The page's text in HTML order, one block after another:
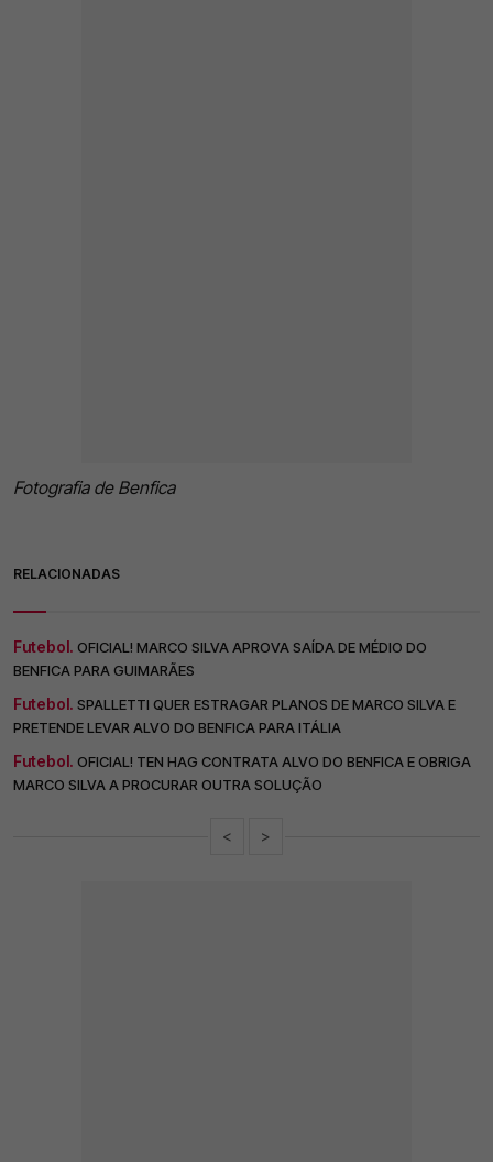
Fotografia de Benfica
RELACIONADAS
Futebol. OFICIAL! MARCO SILVA APROVA SAÍDA DE MÉDIO DO
BENFICA PARA GUIMARÃES
Futebol. SPALLETTI QUER ESTRAGAR PLANOS DE MARCO SILVA E
PRETENDE LEVAR ALVO DO BENFICA PARA ITÁLIA
Futebol. OFICIAL! TEN HAG CONTRATA ALVO DO BENFICA E OBRIGA
MARCO SILVA A PROCURAR OUTRA SOLUÇÃO
< >